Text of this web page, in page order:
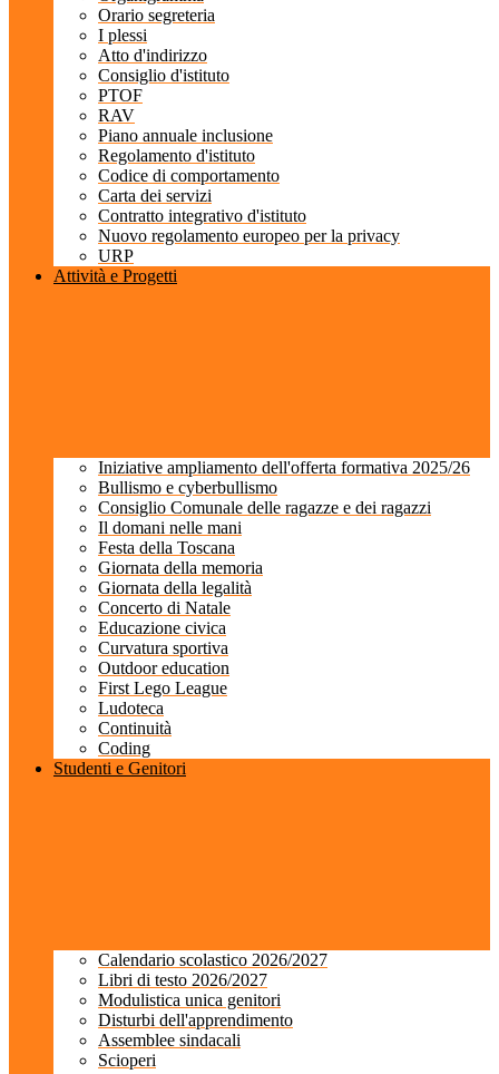
Orario segreteria
I plessi
Atto d'indirizzo
Consiglio d'istituto
PTOF
RAV
Piano annuale inclusione
Regolamento d'istituto
Codice di comportamento
Carta dei servizi
Contratto integrativo d'istituto
Nuovo regolamento europeo per la privacy
URP
Attività e Progetti
Iniziative ampliamento dell'offerta formativa 2025/26
Bullismo e cyberbullismo
Consiglio Comunale delle ragazze e dei ragazzi
Il domani nelle mani
Festa della Toscana
Giornata della memoria
Giornata della legalità
Concerto di Natale
Educazione civica
Curvatura sportiva
Outdoor education
First Lego League
Ludoteca
Continuità
Coding
Studenti e Genitori
Calendario scolastico 2026/2027
Libri di testo 2026/2027
Modulistica unica genitori
Disturbi dell'apprendimento
Assemblee sindacali
Scioperi